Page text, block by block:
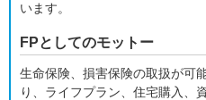
います。
FPとしてのモットー
生命保険、損害保険の取扱が可
り、ライフプラン、住宅購入、